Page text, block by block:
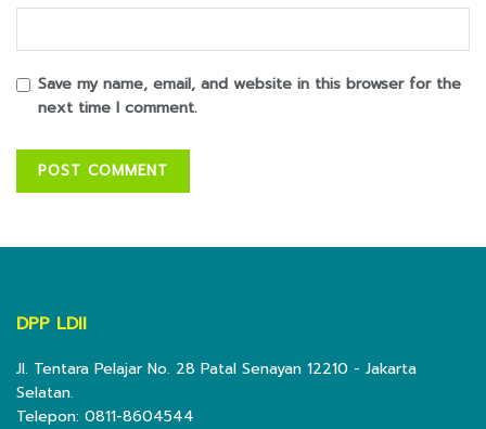
Save my name, email, and website in this browser for the
next time I comment.
DPP LDII
Jl. Tentara Pelajar No. 28 Patal Senayan 12210 - Jakarta
Selatan.
Telepon: 0811-8604544